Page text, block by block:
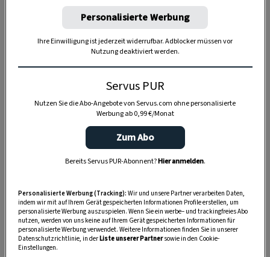
SPEICHERN DRUCKEN
Zutaten
Personalisierte Werbung
Ihre Einwilligung ist jederzeit widerrufbar. Adblocker müssen vor
Nutzung deaktiviert werden.
Servus PUR
Nutzen Sie die Abo-Angebote von Servus.com ohne personalisierte
Werbung ab 0,99 €/Monat
Zum Abo
Bereits Servus PUR-Abonnent?Hier anmelden.
Personalisierte Werbung (Tracking): Wir und unsere Partner verarbeiten Daten,
indem wir mit auf Ihrem Gerät gespeicherten Informationen Profile erstellen, um
personalisierte Werbung auszuspielen. Wenn Sie ein werbe– und trackingfreies Abo
nutzen, werden von uns keine auf Ihrem Gerät gespeicherten Informationen für
personalisierte Werbung verwendet. Weitere Informationen finden Sie in unserer
Datenschutzrichtlinie, in derListe unserer Partnersowie in den Cookie-
Einstellungen.